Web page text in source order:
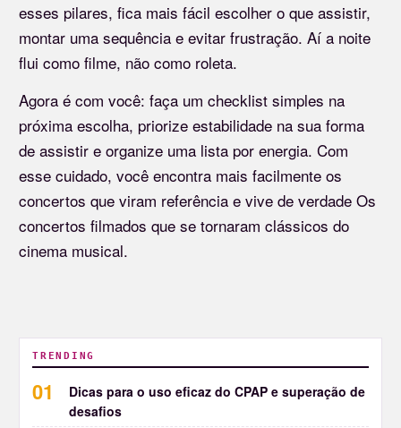
esses pilares, fica mais fácil escolher o que assistir,
montar uma sequência e evitar frustração. Aí a noite
flui como filme, não como roleta.
Agora é com você: faça um checklist simples na
próxima escolha, priorize estabilidade na sua forma
de assistir e organize uma lista por energia. Com
esse cuidado, você encontra mais facilmente os
concertos que viram referência e vive de verdade Os
concertos filmados que se tornaram clássicos do
cinema musical.
TRENDING
Dicas para o uso eficaz do CPAP e superação de
desafios